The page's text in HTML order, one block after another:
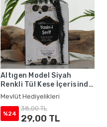
Altıgen Model Siyah
Renkli Tül Kese İçerisinde
Yasin Kitabı ve Tesbih -
Mevlüt Hediyelikleri
Mevlüt Hediyelikleri
%24
38,00 TL
29,00 TL